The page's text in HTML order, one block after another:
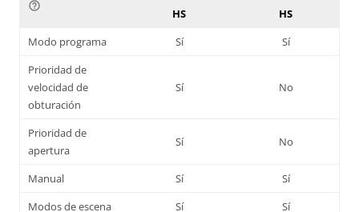
help_outline
HS
HS
Modo programa
Sí
Sí
Prioridad de
velocidad de
obturación
Sí No
Prioridad de
apertura
Sí No
Manual Sí
Sí
Modos de escena
Sí Sí